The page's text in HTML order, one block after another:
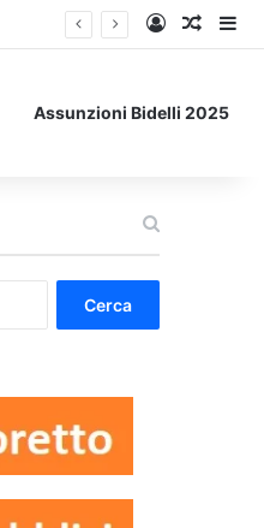
Accedi
Un
Assunzioni Bidelli 2025